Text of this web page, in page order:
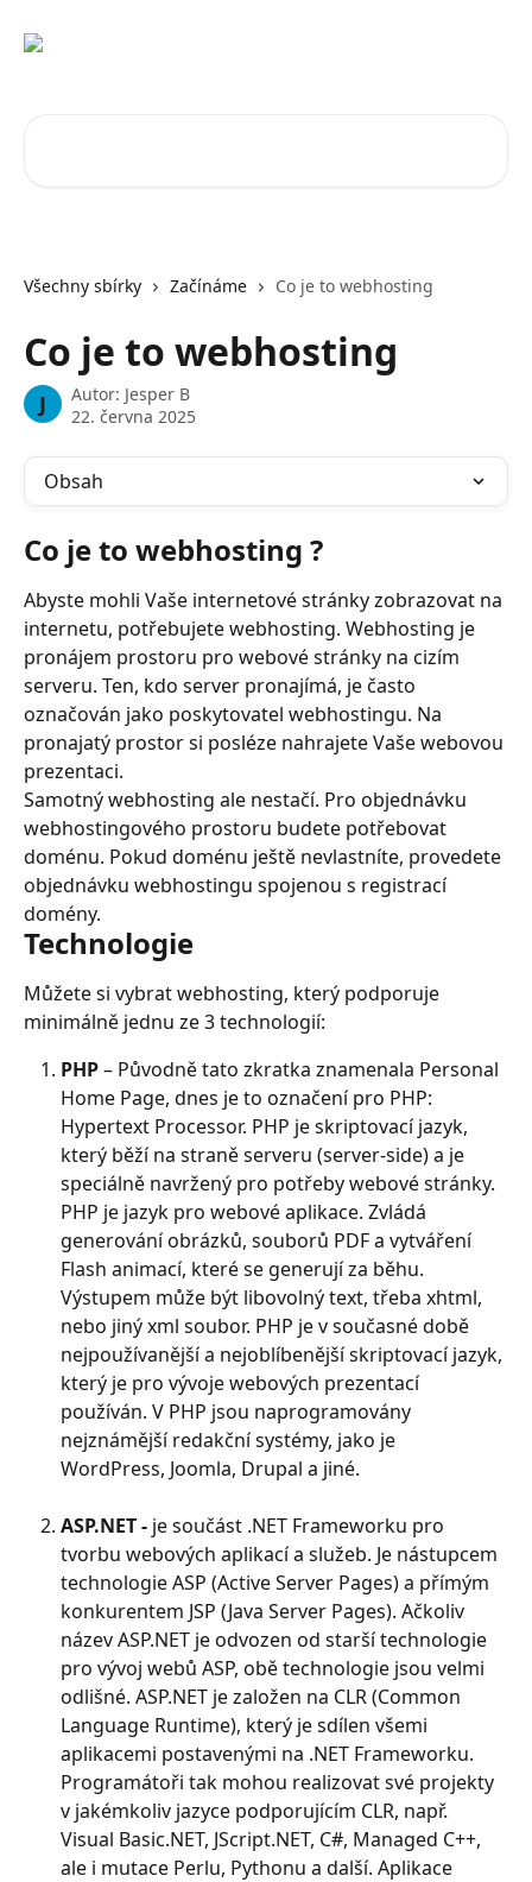
Všechny sbírky Začínáme Co je to webhosting
Co je to webhosting
J Autor: Jesper B
22. června 2025
Obsah
Co je to webhosting ?
Abyste mohli Vaše internetové stránky zobrazovat na
internetu, potřebujete webhosting. Webhosting je
pronájem prostoru pro webové stránky na cizím
serveru. Ten, kdo server pronajímá, je často
označován jako poskytovatel webhostingu. Na
pronajatý prostor si posléze nahrajete Vaše webovou
prezentaci.
Samotný webhosting ale nestačí. Pro objednávku
webhostingového prostoru budete potřebovat
doménu. Pokud doménu ještě nevlastníte, provedete
objednávku webhostingu spojenou s registrací
domény.
Technologie
Můžete si vybrat webhosting, který podporuje
minimálně jednu ze 3 technologií:
PHP – Původně tato zkratka znamenala Personal
Home Page, dnes je to označení pro PHP:
Hypertext Processor. PHP je skriptovací jazyk,
který běží na straně serveru (server-side) a je
speciálně navržený pro potřeby webové stránky.
PHP je jazyk pro webové aplikace. Zvládá
generování obrázků, souborů PDF a vytváření
Flash animací, které se generují za běhu.
Výstupem může být libovolný text, třeba xhtml,
nebo jiný xml soubor. PHP je v současné době
nejpoužívanější a nejoblíbenější skriptovací jazyk,
který je pro vývoje webových prezentací
používán. V PHP jsou naprogramovány
nejznámější redakční systémy, jako je
WordPress, Joomla, Drupal a jiné.
ASP.NET - je součást .NET Frameworku pro
tvorbu webových aplikací a služeb. Je nástupcem
technologie ASP (Active Server Pages) a přímým
konkurentem JSP (Java Server Pages). Ačkoliv
název ASP.NET je odvozen od starší technologie
pro vývoj webů ASP, obě technologie jsou velmi
odlišné. ASP.NET je založen na CLR (Common
Language Runtime), který je sdílen všemi
aplikacemi postavenými na .NET Frameworku.
Programátoři tak mohou realizovat své projekty
v jakémkoliv jazyce podporujícím CLR, např.
Visual Basic.NET, JScript.NET, C#, Managed C++,
ale i mutace Perlu, Pythonu a další. Aplikace